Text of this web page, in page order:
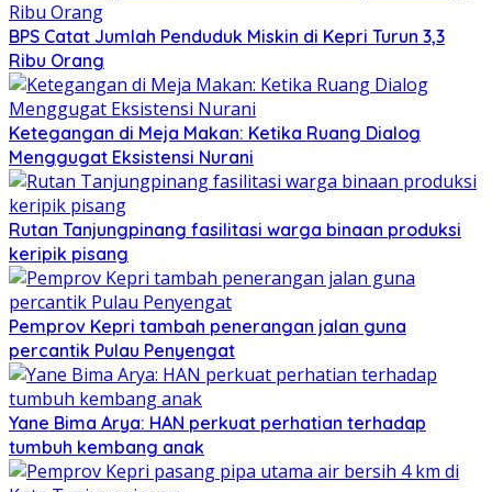
BPS Catat Jumlah Penduduk Miskin di Kepri Turun 3,3
Ribu Orang
Ketegangan di Meja Makan: Ketika Ruang Dialog
Menggugat Eksistensi Nurani
Rutan Tanjungpinang fasilitasi warga binaan produksi
keripik pisang
Pemprov Kepri tambah penerangan jalan guna
percantik Pulau Penyengat
Yane Bima Arya: HAN perkuat perhatian terhadap
tumbuh kembang anak